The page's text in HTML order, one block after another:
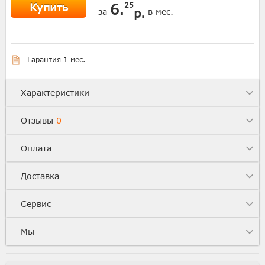
Купить за 6. 25
р. в мес.
Гарантия 1 мес.
Характеристики
Отзывы 0
Оплата
Доставка
Сервис
Мы